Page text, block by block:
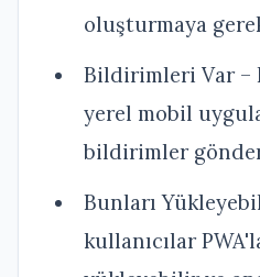
oluşturmaya
Bildirimleri Var –
yerel mobil
bildirimler
Bunları
kullanıcılar